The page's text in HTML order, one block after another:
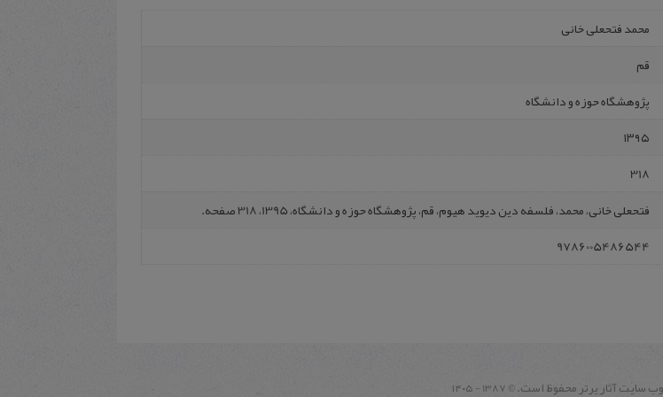
محمد فتحعلی خانی
قم
پژوهشگاه حوزه و دانشگاه
۱۳۹۵
318
فتحعلی خانی، محمد، فلسفه دین دیوید هیوم، قم، پژوهشگاه حوزه و دانشگاه، 1395، 318 صفحه.
9786005486544
سايت آثار برتر محفوظ است. ©